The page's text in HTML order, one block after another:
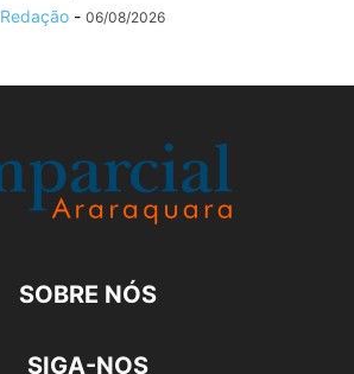
Redação - 06/08/2026
SOBRE NÓS
SIGA-NOS